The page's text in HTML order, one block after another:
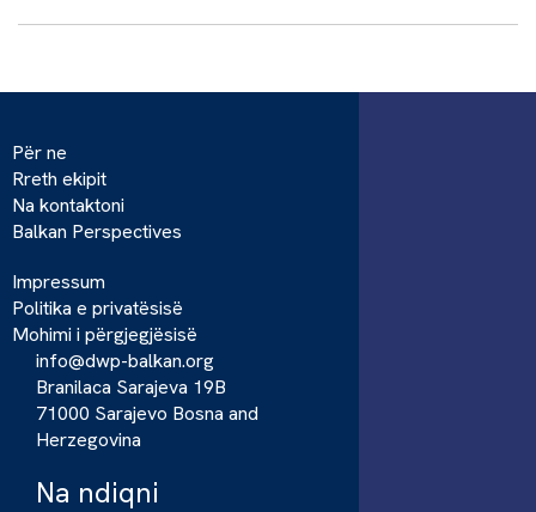
Për ne
Rreth ekipit
Na kontaktoni
Balkan Perspectives
Impressum
Politika e privatësisë
Mohimi i përgjegjësisë
info@dwp-balkan.org
Branilaca Sarajeva 19B
71000 Sarajevo Bosna and
Herzegovina
Na ndiqni